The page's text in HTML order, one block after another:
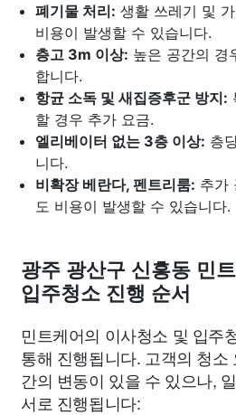
폐기물 처리: 생활 쓰레기 및
비용이 발생할 수 있습니다.
층고 3m 이상: 높은 공간의 경
합니다.
항균 소독 및 새집증후군 방지:
할 경우 추가 요금.
엘리베이터 없는 3층 이상: 층
니다.
비확장 베란다, 펜트리룸: 추가
도 비용이 발생할 수 있습니다.
광주 광산구 신흥동 민
입주청소 진행 순서
민트케어의 이사청소 및 입주
통해 진행됩니다. 고객의 청소
간의 변동이 있을 수 있으나,
서로 진행됩니다: